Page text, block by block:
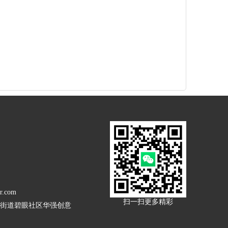
道碧眼社区华强创意
扫一扫更多精彩